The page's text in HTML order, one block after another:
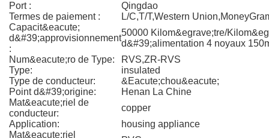
Port :
Qingdao
Termes de paiement :
L/C,T/T,Western
Capacit&eacute;
d&#39;approvisionnement
:
50000 Kilom&egrave;tre/
d&#39;alimentation 4 noyaux
Num&eacute;ro de Type:
RVS,ZR-RVS
Type:
insulated
Type de conducteur:
&Eacute;chou&eacute;
Point d&#39;origine:
Henan La Chine
Mat&eacute;riel de
conducteur:
copper
Application:
housing appliance
Mat&eacute;riel